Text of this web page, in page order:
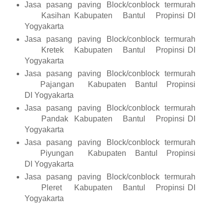
Jasa pasang paving Block/conblock termurah
Kasihan
Kabupaten Bantul
Propinsi DI
Yogyakarta
Jasa pasang paving Block/conblock termurah
Kretek
Kabupaten Bantul
Propinsi DI
Yogyakarta
Jasa pasang paving Block/conblock termurah
Pajangan
Kabupaten Bantul
Propinsi
DI Yogyakarta
Jasa pasang paving Block/conblock termurah
Pandak
Kabupaten Bantul
Propinsi DI
Yogyakarta
Jasa pasang paving Block/conblock termurah
Piyungan
Kabupaten Bantul
Propinsi
DI Yogyakarta
Jasa pasang paving Block/conblock termurah
Pleret
Kabupaten Bantul
Propinsi DI
Yogyakarta